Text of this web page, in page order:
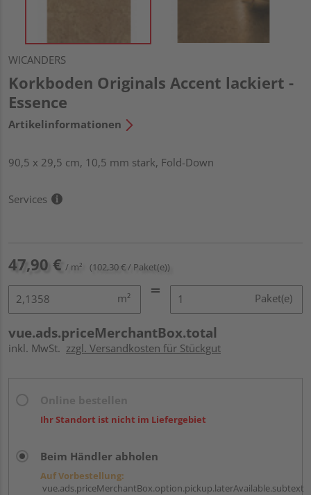
WICANDERS
Korkboden Originals Accent lackiert -
Essence
Artikelinformationen
90,5 x 29,5 cm, 10,5 mm stark, Fold-Down
Services
47,90 € / m² (102,30 € / Paket(e))
m² Paket(e)
vue.ads.priceMerchantBox.total
inkl. MwSt. zzgl. Versandkosten für Stückgut
Ihr Standort ist nicht im Liefergebiet
Beim Händler abholen
Auf Vorbestellung:
vue.ads.priceMerchantBox.option.pickup.laterAvailable.subtext